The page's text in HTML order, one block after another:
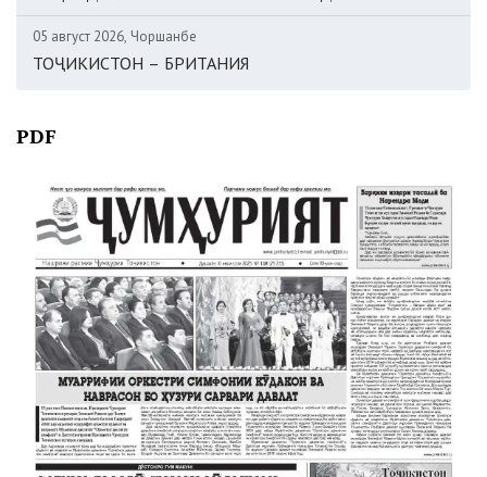
05 август 2026, Чоршанбе
ТОҶИКИСТОН – БРИТАНИЯ
PDF